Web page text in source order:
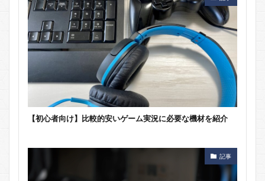
【初心者向け】比較的安いゲーム実況に必要な機材を紹介
記事